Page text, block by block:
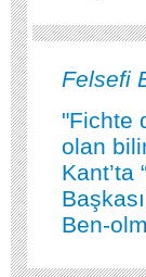
Felsefi
"Fichte
olan
Kant’ta
Ben-